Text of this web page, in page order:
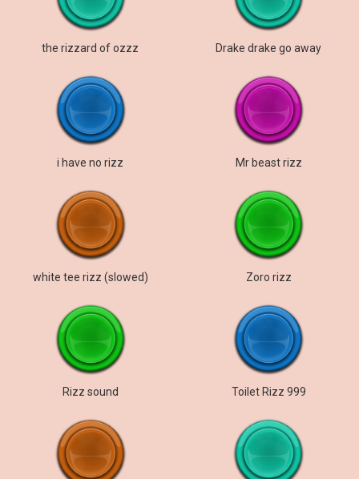
the rizzard of ozzz Drake drake go away
i have no rizz Mr beast rizz
white tee rizz (slowed) Zoro rizz
Rizz sound Toilet Rizz 999